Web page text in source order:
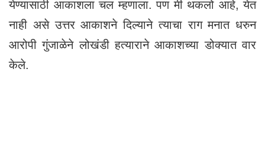
येण्यासाठी आकाशला चल म्हणाला. पण मी थकलो आहे, येत
नाही असे उत्तर आकाशने दिल्याने त्याचा राग मनात धरुन
आरोपी गुंजाळेने लोखंडी हत्याराने आकाशच्या डोक्यात वार
केले.